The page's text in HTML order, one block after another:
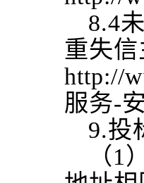
8.4
重失
http://
服务-
9.投
（